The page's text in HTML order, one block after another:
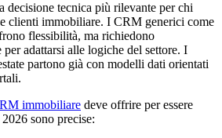
decisione tecnica più rilevante per chi
clienti immobiliare. I CRM generici come
flessibilità, ma richiedono
adattarsi alle logiche del settore. I
partono già con modelli dati orientati
immobiliare deve offrire per essere
sono precise: